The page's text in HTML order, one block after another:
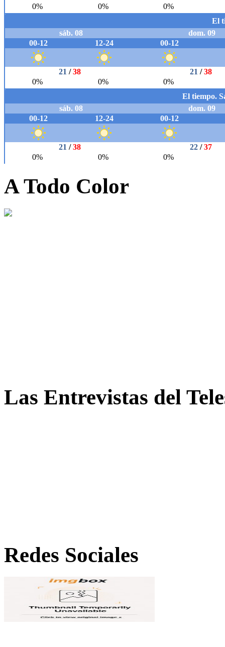
A Todo Color
Las Entrevistas del
Redes Sociales